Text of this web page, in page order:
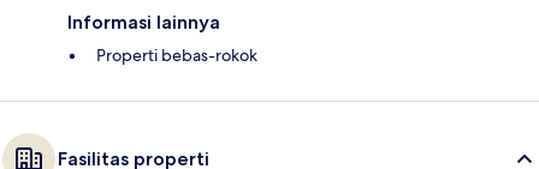
Informasi lainnya
Properti bebas-rokok
Fasilitas properti